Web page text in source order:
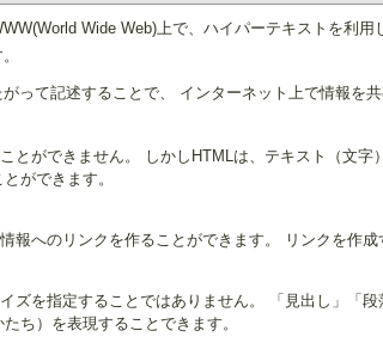
Wide Web)上で、ハイパーテキストを利
って記述することで、 インターネット上で情報を
とができません。 しかしHTMLは、テキスト（文
ができます。
報へのリンクを作ることができます。 リンクを作
ズを指定することではありません。 「見出し」「
ち）を表現することできます。